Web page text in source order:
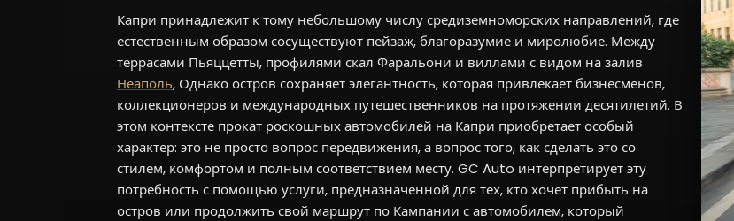
Капри принадлежит к тому небольшому числу средиземноморских направлений, где
естественным образом сосуществуют пейзаж, благоразумие и миролюбие. Между
террасами Пьяццетты, профилями скал Фаральони и виллами с видом на залив
Неаполь, Однако остров сохраняет элегантность, которая привлекает бизнесменов,
коллекционеров и международных путешественников на протяжении десятилетий. В
этом контексте прокат роскошных автомобилей на Капри приобретает особый
характер: это не просто вопрос передвижения, а вопрос того, как сделать это со
стилем, комфортом и полным соответствием месту. GC Auto интерпретирует эту
потребность с помощью услуги, предназначенной для тех, кто хочет прибыть на
остров или продолжить свой маршрут по Кампании с автомобилем, который